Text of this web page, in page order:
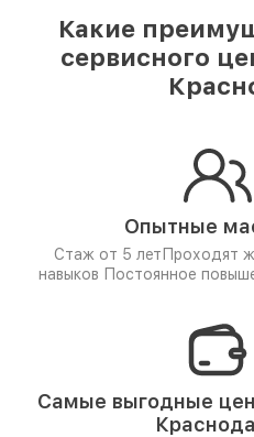
Какие
сервисного
Опытные
Стаж от 5 лет Проходят
навыков Постоянное
Самые выгодные